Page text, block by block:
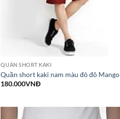
QUẦN SHORT KAKI
Quần short kaki nam màu đỏ đô Mango
180.000VNĐ